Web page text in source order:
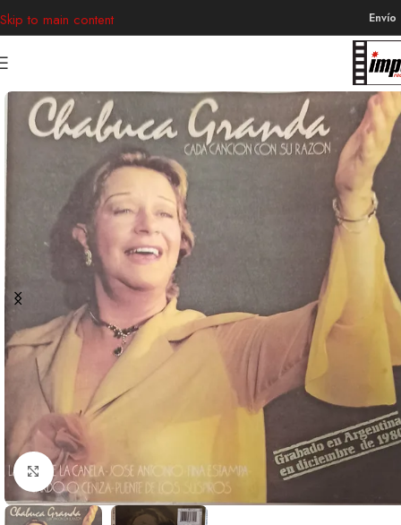
Skip to main content
Clic para ampliar